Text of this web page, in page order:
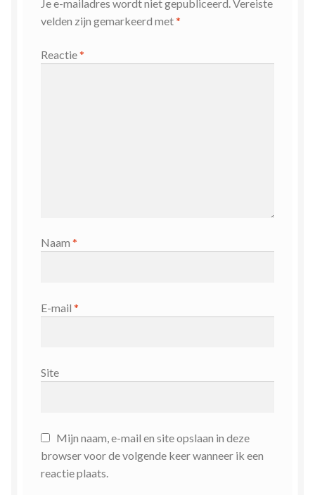
Je e-mailadres wordt niet gepubliceerd.Vereiste
velden zijn gemarkeerd met*
Reactie*
Naam *
E-mail *
Site
Mijn naam, e-mail en site opslaan in deze
browser voor de volgende keer wanneer ik een
reactie plaats.